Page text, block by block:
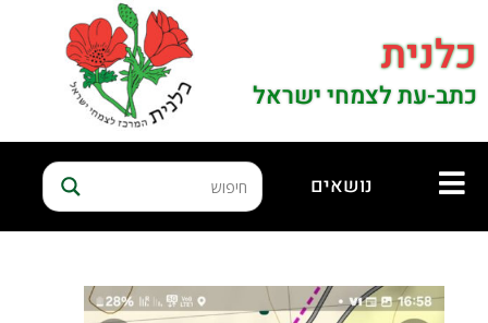
כלנית
כתב-עת לצמחי ישראל
נושאים